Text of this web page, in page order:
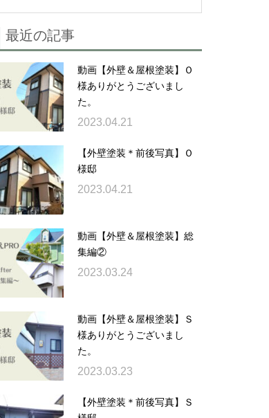
最近の記事
動画【外壁＆屋根塗装】Ｏ
様ありがとうございまし
た。
2023.04.21
【外壁塗装＊前後写真】Ｏ
様邸
2023.04.21
動画【外壁＆屋根塗装】総
集編②
2023.03.24
動画【外壁＆屋根塗装】Ｓ
様ありがとうございまし
た。
2023.03.23
【外壁塗装＊前後写真】Ｓ